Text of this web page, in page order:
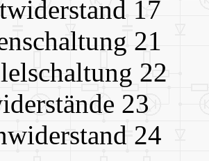
17
21
22
23
24